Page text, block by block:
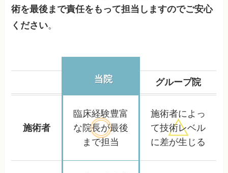
術を最後まで責任をもって担当しますのでご安心
ください。
当院 グループ院
施術者
臨床経験豊富
な院長が最後
まで担当
施術者によっ
て技術レベル
に差が生じる